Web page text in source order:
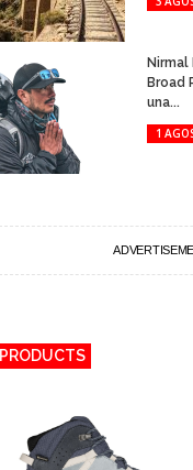
Broad
una...
1
PRODUCTS